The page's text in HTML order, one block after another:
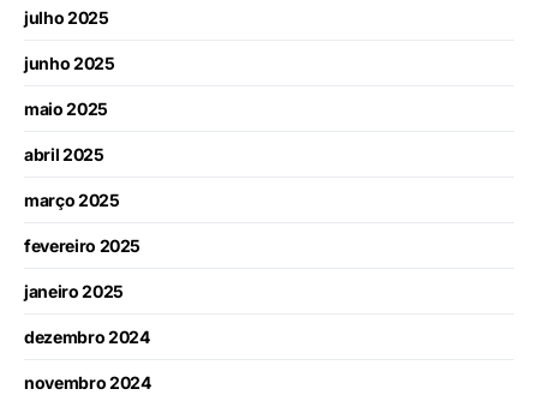
julho 2025
junho 2025
maio 2025
abril 2025
março 2025
fevereiro 2025
janeiro 2025
dezembro 2024
novembro 2024